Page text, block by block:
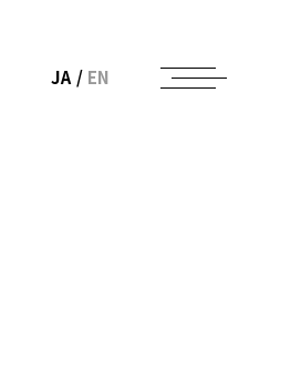
JA/ EN